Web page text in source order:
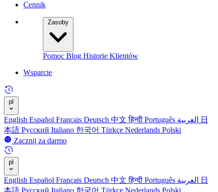
Cennik
Zasoby
Pomoc Blog Historie Klientów
Wsparcie
pl
English Español Français Deutsch 中文हिन्दी Português
日
本語 Русский Italiano 한국어 Türkçe Nederlands Polski
Zacznij za darmo
pl
English Español Français Deutsch 中文हिन्दी Português
日
本語 Русский Italiano 한국어 Türkçe Nederlands Polski